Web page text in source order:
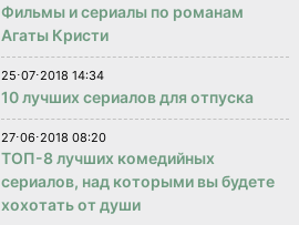
Фильмы и сериалы по романам
Агаты Кристи
25⋅07⋅2018 14:34
10 лучших сериалов для отпуска
27⋅06⋅2018 08:20
ТОП-8 лучших комедийных
сериалов, над которыми вы будете
хохотать от души